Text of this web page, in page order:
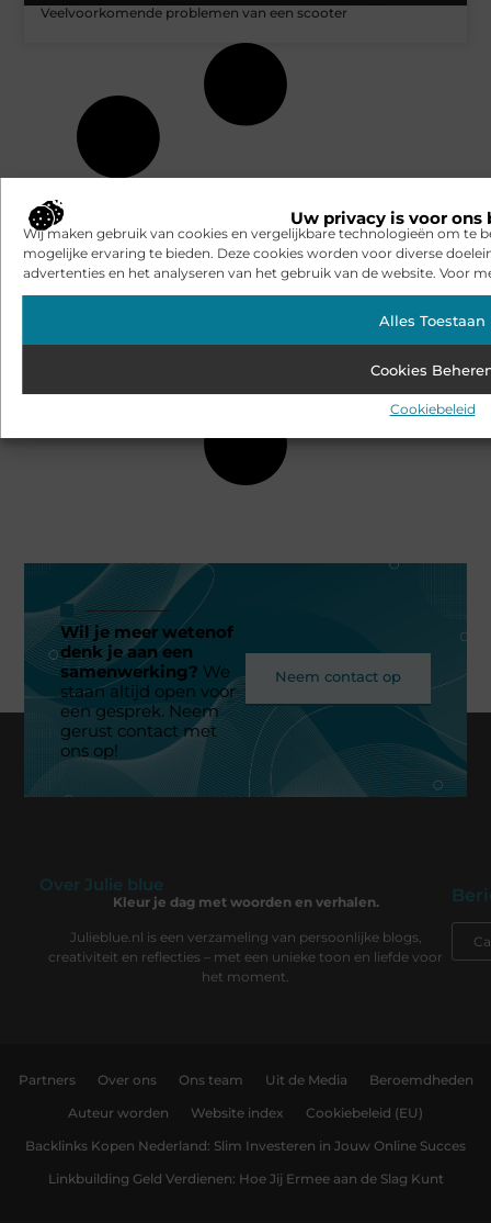
Uw privacy is voor
Wij maken gebruik van cookies en vergelijkbare technologieën om te
mogelijke ervaring te bieden. Deze cookies worden voor diverse
advertenties en het analyseren van het gebruik van de website. Voor
Alles Toestaan
Cookies
Cookiebeleid
Veelvoorkomende problemen van een scooter
Wil je meer wetenof
denk je aan een
samenwerking? We
staan altijd open voor
een gesprek. Neem
gerust contact met
ons op!
Neem contact op
Over Julie blue
Kleur je dag met woorden en verhalen.
Julieblue.nl is een verzameling van persoonlijke blogs,
creativiteit en reflecties – met een unieke toon en liefde voor
het moment.
Partners Over ons Ons team Uit de Media Beroemdheden
Auteur worden Website index Cookiebeleid (EU)
Backlinks Kopen Nederland: Slim Investeren in Jouw Online Succes
Linkbuilding Geld Verdienen: Hoe Jij Ermee aan de Slag Kunt